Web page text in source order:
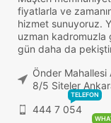
fiyatlarla ve
hizmet sunuyoruz.
uzman kadromuzla
gün daha da
Önder
8/5 Siteler
444 7 054
TELEFON